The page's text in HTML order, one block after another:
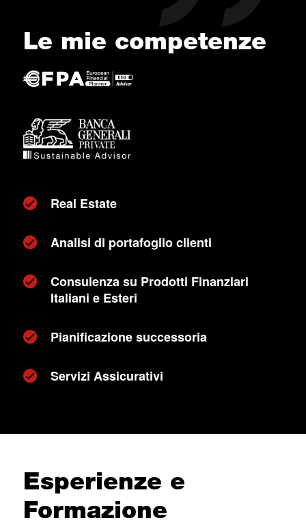
Le mie competenze
Real Estate
Analisi di portafoglio clienti
Consulenza su Prodotti Finanziari
Italiani e Esteri
Pianificazione successoria
Servizi Assicurativi
Esperienze e
Formazione